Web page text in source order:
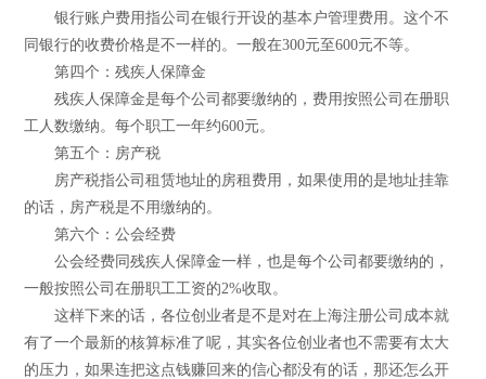
银行账户费用指公司在银行开设的基本户管理费用。这个不
同银行的收费价格是不一样的。一般在300元至600元不等。
第四个：残疾人保障金
残疾人保障金是每个公司都要缴纳的，费用按照公司在册职
工人数缴纳。每个职工一年约600元。
第五个：房产税
房产税指公司租赁地址的房租费用，如果使用的是地址挂靠
的话，房产税是不用缴纳的。
第六个：公会经费
公会经费同残疾人保障金一样，也是每个公司都要缴纳的，
一般按照公司在册职工工资的2%收取。
这样下来的话，各位创业者是不是对在上海注册公司成本就
有了一个最新的核算标准了呢，其实各位创业者也不需要有太大
的压力，如果连把这点钱赚回来的信心都没有的话，那还怎么开